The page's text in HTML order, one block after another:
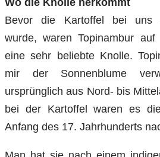
Bevor die Kartoffel bei uns
wurde, waren Topinambur auf
eine sehr beliebte Knolle.
mir der Sonnenblume
ursprünglich aus Nord- bis
bei der Kartoffel waren es
Anfang des 17. Jahrhunderts